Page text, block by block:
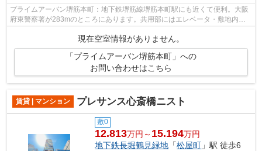
プライムアーバン堺筋本町：地下鉄堺筋線堺筋本町駅にも近くて便利。大阪
府東警察署が283mのところにあります。共用部にはエレベータ・敷地内ご
み置き場など様々な設備やサービスが揃...
現在空室情報がありません。
「プライムアーバン堺筋本町」への
お問い合わせはこちら
賃貸 | マンション プレサンス心斎橋ニスト
敷0
12.813万円～ 15.194万円
地下鉄長堀鶴見緑地 「松屋町 」駅 徒歩6